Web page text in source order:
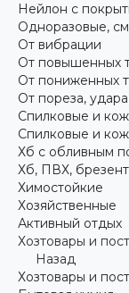
Нейлон с
Одноразовые,
От вибрации
От повышенных
От пониженных
От пореза, удара
Спилковые и
Спилковые и
Хб с обливным
Хб, ПВХ, брезент
Химостойкие
Хозяйственные
Активный отдых
Хозтовары и
Назад
Хозтовары и